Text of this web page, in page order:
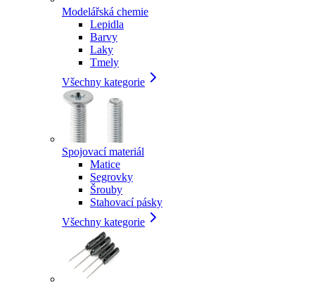
Modelářská chemie
Lepidla
Barvy
Laky
Tmely
Všechny kategorie
Spojovací materiál
Matice
Segrovky
Šrouby
Stahovací pásky
Všechny kategorie